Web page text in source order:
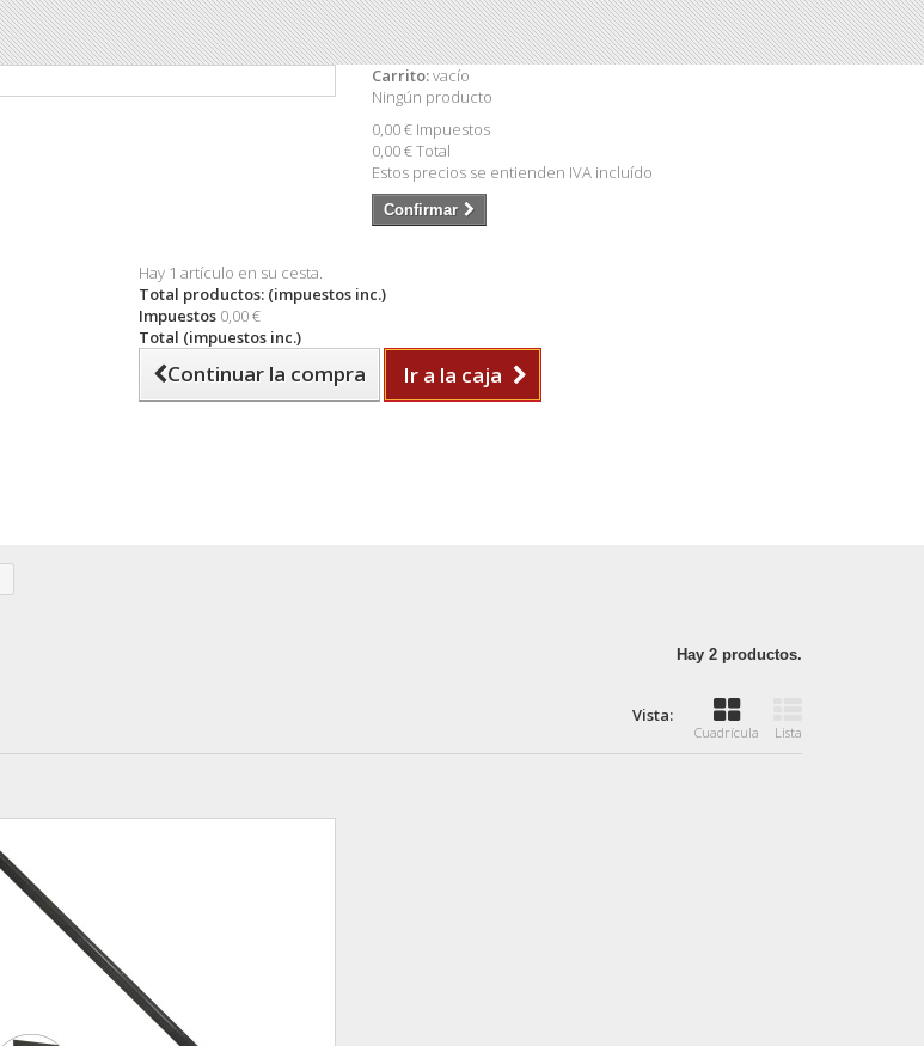
Carrito:vacío
Ningún producto
0,00 € Impuestos
0,00 €Total
Estos precios se entienden IVA incluído
Confirmar
Hay 1 artículo en su cesta.
Total productos: (impuestos inc.)
Impuestos 0,00 €
Total (impuestos inc.)
Continuar la compra Ir a la caja
Hay 2 productos.
Vista:
Cuadrícula Lista